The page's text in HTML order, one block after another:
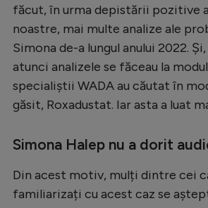
făcut, în urma depistării pozitive
noastre, mai multe analize ale
Simona de-a lungul anului 2022.
atunci analizele se făceau la
specialiștii WADA au căutat în
găsit, Roxadustat. Iar asta a luat
Simona Halep nu a dorit
Din acest motiv, mulți dintre cei
familiarizați cu acest caz se